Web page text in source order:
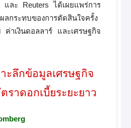
และ Reuters ได้เผยแพร่การ
ลกระทบของการตัดสินใจครั้ง
าเงินดอลลาร์ และเศรษฐกิจ
าะลึกข้อมูลเศรษฐกิจ
ราดอกเบี้ยระยะยาว